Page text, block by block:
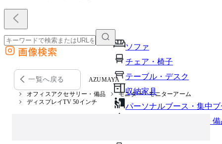
ソファ
チェア・椅子
テーブル・デスク
収納家具
パーソナルブース・集中
オフィスアクセサリー・
外部サイトの商品をカートに追加
他のサイトで見つけた商品ページのURLを貼り付けて、カートに追加できます
画像検索
一覧へ戻る AZUMAYA
オフィスアクセサリー・備品
モニター・モニターアーム
ディスプレイTV 50インチ